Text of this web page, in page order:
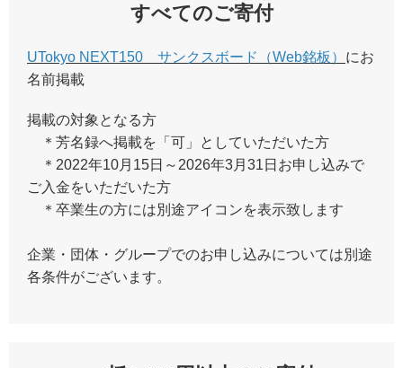
すべてのご寄付
UTokyo NEXT150 サンクスボード（Web銘板） にお
名前掲載
掲載の対象となる方
＊芳名録へ掲載を「可」としていただいた方
＊2022年10月15日～2026年3月31日お申し込みで
ご入金をいただいた方
＊卒業生の方には別途アイコンを表示致します
企業・団体・グループでのお申し込みについては別途
各条件がございます。